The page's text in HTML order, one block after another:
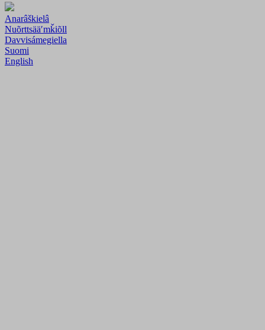
Anarâškielâ
Nuõrttsääʹmǩiõll
Davvisámegiella
Suomi
English